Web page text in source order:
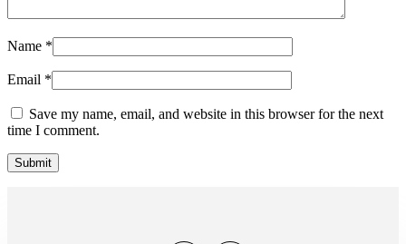
Name *
Email *
Save my name, email, and website in this browser for the next
time I comment.
Submit